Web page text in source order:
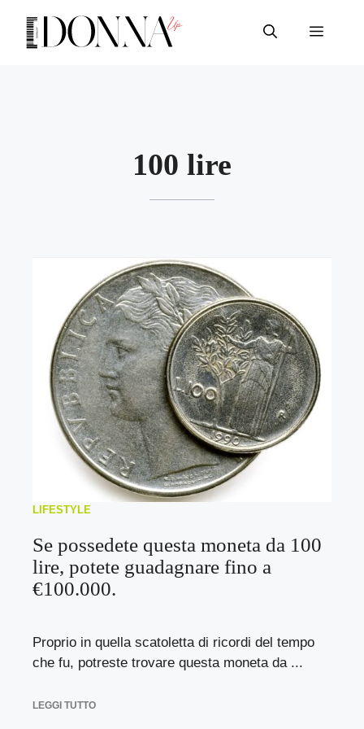
contenuto
Menu
100 lire
LIFESTYLE
Se possedete questa moneta da 100
lire, potete guadagnare fino a
€100.000.
Proprio in quella scatoletta di ricordi del tempo
che fu, potreste trovare questa moneta da ...
LEGGI TUTTO